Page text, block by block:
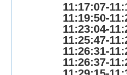
11:17:07-
11:19:50-
11:23:04-
11:25:47-
11:26:31-
11:26:37-